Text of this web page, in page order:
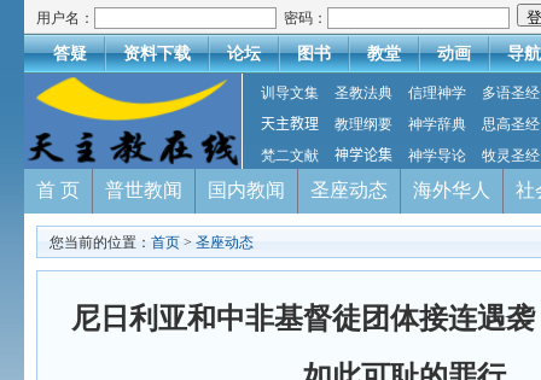
用户名： 密码：
答疑 资料下载 论坛 图书 教堂 动画 导航
训导文集 圣教法典 信理神学
多语圣经
天主教理
教理纲要 神学辞典
思高圣经
梵二文献
神学论集 神学导论 牧灵圣经
首 页 普世教闻 国内教闻 圣座动态 海外华人 社
您当前的位置： 首页 > 圣座动态
尼日利亚和中非基督徒团体接连遇